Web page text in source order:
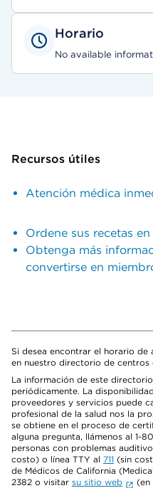
Horario
No available
Recursos útiles
Atención médica
Ordene sus recetas en
Obtenga más
convertirse en
Si desea encontrar el horario de
en nuestro directorio de centros
La información de este
periódicamente. La
proveedores y servicios puede
profesional de la salud nos la
se obtiene en el proceso de
alguna pregunta, llámenos al 1-
personas con problemas
costo) o línea TTY al 711 (sin
de Médicos de California
2382 o visitar su sitio web
(en